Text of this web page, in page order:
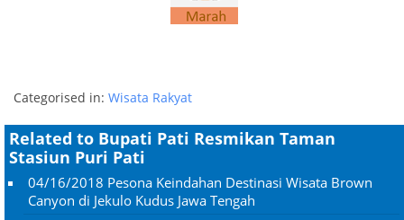
Categorised in: Wisata Rakyat
Related to Bupati Pati Resmikan Taman
Stasiun Puri Pati
04/16/2018 Pesona Keindahan Destinasi Wisata Brown
Canyon di Jekulo Kudus Jawa Tengah